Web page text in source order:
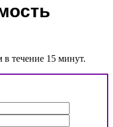
в течение 15 минут.